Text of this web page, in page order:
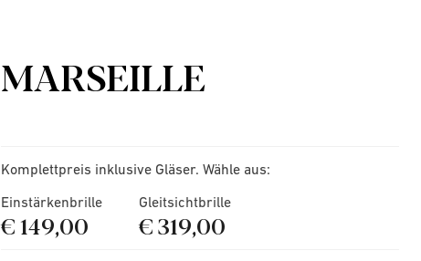
MARSEILLE
Komplettpreis inklusive Gläser. Wähle aus:
Einstärkenbrille
€ 149,00
Gleitsichtbrille
€ 319,00